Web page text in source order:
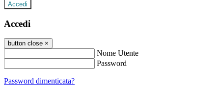
Accedi
Accedi
button close ×
Nome Utente
Password
Password dimenticata?